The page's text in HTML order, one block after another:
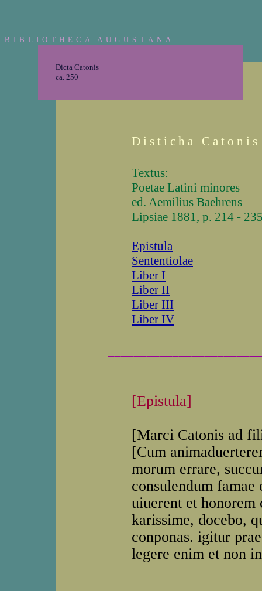
B I B L I O T H E C A A U G U S T A N A
Dicta Catonis
ca. 250
D i s t i c h a C a t o n i s
Textus:
Poetae Latini minores
ed. Aemilius Baehrens
Lipsiae 1881, p. 214 -
Epistula
Sententiolae
Liber I
Liber II
Liber III
Liber IV
[Epistula]
[Marci Catonis ad
[Cum
morum errare,
consulendum
uiuerent et
karissime, docebo,
conponas. igitur
legere enim et non